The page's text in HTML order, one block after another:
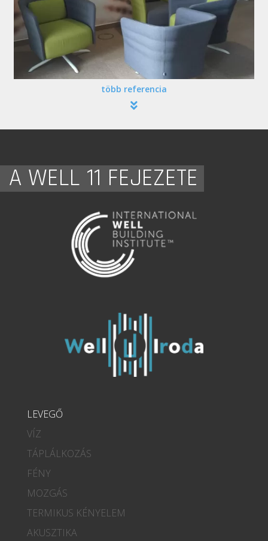
több referencia
A WELL 11 FEJEZETE
LEVEGŐ
VÍZ
TÁPLÁLKOZÁS
FÉNY
MOZGÁS
TERMIKUS KÉNYELEM
AKUSZTIKA